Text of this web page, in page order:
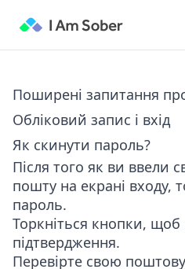
Поширені запитання
Обліковий запис і вхід
Як скинути пароль?
Після того як ви ввели
пошту на екрані входу,
пароль.
Торкніться кнопки, щоб
підтвердження.
Перевірте свою